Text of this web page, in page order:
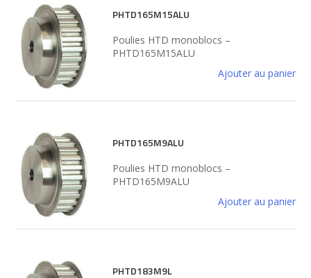
PHTD165M15ALU
Poulies HTD monoblocs –
PHTD165M15ALU
Ajouter au panier
PHTD165M9ALU
Poulies HTD monoblocs –
PHTD165M9ALU
Ajouter au panier
PHTD183M9L